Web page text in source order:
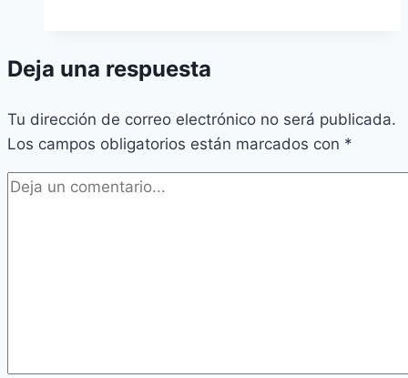
Deja una respuesta
Tu dirección de correo electrónico no será publicada.
Los campos obligatorios están marcados con *